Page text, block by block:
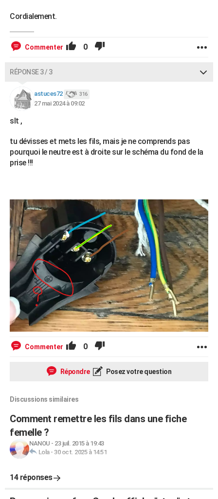
Cordialement.
Commenter 0
RÉPONSE 3 / 3
astuces72 316
27 mai 2024 à 09:02
slt ,
tu dévisses et mets les fils, mais je ne comprends pas
pourquoi le neutre est à droite sur le schéma du fond de la
prise !!!
Commenter 0
Répondre Posez votre question
Discussions similaires
Comment remettre les fils dans une fiche
femelle ?
NANOU - 23 juil. 2015 à 19:43
Lola- 30 oct. 2025 à 14:51
14 réponses